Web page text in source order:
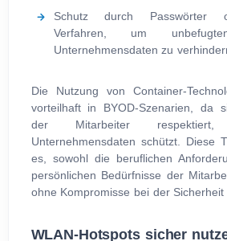
Schutz durch Passwörter
Verfahren, um
Unternehmensdaten zu
Die Nutzung von Container-
vorteilhaft in BYOD-Szenarien, da
der Mitarbeiter
Unternehmensdaten schützt. Diese
es, sowohl die beruflichen
persönlichen Bedürfnisse der
ohne Kompromisse bei der Sicherheit
WLAN-Hotspots sicher